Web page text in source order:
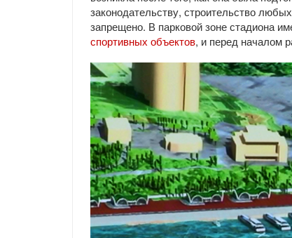
законодательству, строительство
запрещено. В парковой зоне стадиона
спортивных объектов, и перед началом